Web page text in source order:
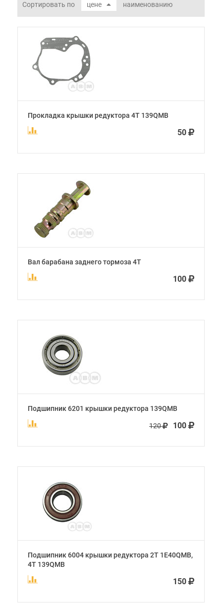
Сортировать по цене наименованию
Прокладка крышки редуктора 4Т 139QMB
50
Вал барабана заднего тормоза 4Т
100
Подшипник 6201 крышки редуктора 139QMB
120 100
Подшипник 6004 крышки редуктора 2Т 1E40QMB,
4Т 139QMB
150